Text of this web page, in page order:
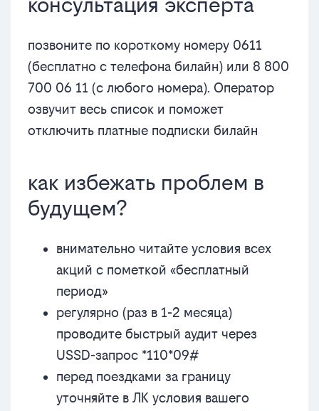
позвоните по короткому номеру 0611
(бесплатно с телефона билайн) или 8 800
700 06 11 (с любого номера). Оператор
озвучит весь список и поможет
отключить платные подписки билайн
как избежать проблем в
будущем?
внимательно читайте условия всех
акций с пометкой «бесплатный
период»
регулярно (раз в 1-2 месяца)
проводите быстрый аудит через
USSD-запрос *110*09#
перед поездками за границу
уточняйте в ЛК условия вашего